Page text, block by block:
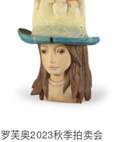
罗芙奥2023秋季拍卖会